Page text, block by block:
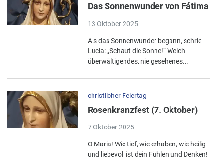
Das Sonnenwunder von Fátima
13 Oktober 2025
Als das Sonnenwunder begann, schrie
Lucia: „Schaut die Sonne!“ Welch
überwältigendes, nie gesehenes...
christlicher Feiertag
Rosenkranzfest (7. Oktober)
7 Oktober 2025
O Maria! Wie tief, wie erhaben, wie heilig
und liebevoll ist dein Fühlen und Denken!